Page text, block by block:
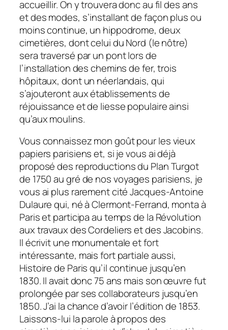
accueillir. On y trouvera donc au fil des ans
et des modes, s’installant de façon plus ou
moins continue, un hippodrome, deux
cimetières, dont celui du Nord (le nôtre)
sera traversé par un pont lors de
l’installation des chemins de fer, trois
hôpitaux, dont un néerlandais, qui
s’ajouteront aux établissements de
réjouissance et de liesse populaire ainsi
qu’aux moulins.
Vous connaissez mon goût pour les vieux
papiers parisiens et, si je vous ai déjà
proposé des reproductions du Plan Turgot
de 1750 au gré de nos voyages parisiens, je
vous ai plus rarement cité Jacques-Antoine
Dulaure qui, né à Clermont-Ferrand, monta à
Paris et participa au temps de la Révolution
aux travaux des Cordeliers et des Jacobins.
Il écrivit une monumentale et fort
intéressante, mais fort partiale aussi,
Histoire de Paris qu’il continue jusqu’en
1830. Il avait donc 75 ans mais son œuvre fut
prolongée par ses collaborateurs jusqu’en
1850. J’ai la chance d’avoir l’édition de 1853.
Laissons-lui la parole à propos des